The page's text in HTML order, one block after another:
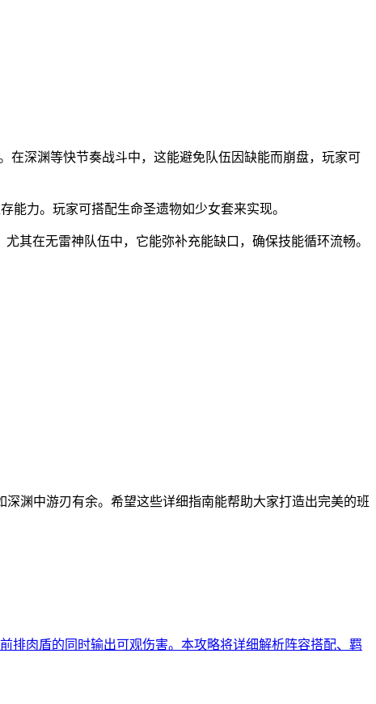
在深渊等快节奏战斗中，这能避免队伍因缺能而崩盘，玩家可
能力。玩家可搭配生命圣遗物如少女套来实现。
其在无雷神队伍中，它能弥补充能缺口，确保技能循环流畅。
渊中游刃有余。希望这些详细指南能帮助大家打造出完美的班
排肉盾的同时输出可观伤害。本攻略将详细解析阵容搭配、羁